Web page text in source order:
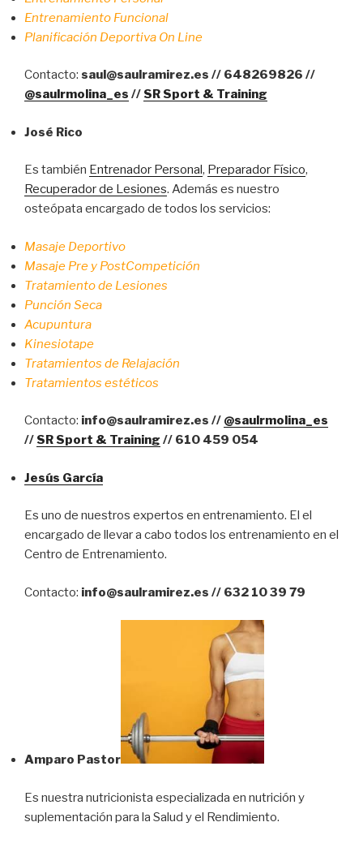
Entrenamiento Funcional
Planificación Deportiva On Line
Contacto: saul@saulramirez.es // 648269826 //
@saulrmolina_es // SR Sport & Training
José Rico
Es también Entrenador Personal, Preparador Físico,
Recuperador de Lesiones. Además es nuestro
osteópata encargado de todos los servicios:
Masaje Deportivo
Masaje Pre y PostCompetición
Tratamiento de Lesiones
Punción Seca
Acupuntura
Kinesiotape
Tratamientos de Relajación
Tratamientos estéticos
Contacto: info@saulramirez.es // @saulrmolina_es
// SR Sport & Training // 610 459 054
Jesús García
Es uno de nuestros expertos en entrenamiento. El el
encargado de llevar a cabo todos los entrenamiento en el
Centro de Entrenamiento.
Contacto: info@saulramirez.es // 632 10 39 79
Amparo Pastor
Es nuestra nutricionista especializada en nutrición y
suplementación para la Salud y el Rendimiento.